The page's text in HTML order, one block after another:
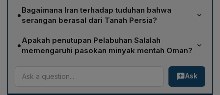
Pada Kamis, 12 Maret, sebuah drone menyerang
fasilitas penyimpanan minyak mentah di Pelabuhan
Salalah, Oman. Inchcape Shipping Services
menghentikan seluruh operasi terminal kargo lokal dan
global, dan otoritas pelabuhan menginstruksikan
keamanan. Pengelola Pelabuhan Salalah menyatakan
bahwa situasi sedang dievaluasi secara berkelanjutan
•Bagaimana Iran terhadap tuduhan bahwa
serangan berasal dari Tanah Persia?
Iran membantah bahwa serangan drone tersebut
berasal dari Tanah Persia. Pusat Komando Militer
Khatam Al‑Anbiya menyebut insiden itu sebagai operasi
bendera palsu (false flag) yang diduga dilakukan oleh
koalisi Amerika Serikat dan Israel. Pemerintah Iran
menegaskan hubungan baik dengan Kesultanan Oman,
•Apakah penutupan Pelabuhan Salalah
memengaruhi pasokan minyak mentah Oman?
Menurut Bloomberg, penutupan sementara Pelabuhan
Salalah tidak mengganggu pasokan minyak mentah
dalam negeri Oman. Pemerintah Oman menegaskan
Ask